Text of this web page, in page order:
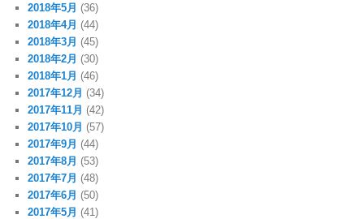
2018年5月 (36)
2018年4月 (44)
2018年3月 (45)
2018年2月 (30)
2018年1月 (46)
2017年12月 (34)
2017年11月 (42)
2017年10月 (57)
2017年9月 (44)
2017年8月 (53)
2017年7月 (48)
2017年6月 (50)
2017年5月 (41)